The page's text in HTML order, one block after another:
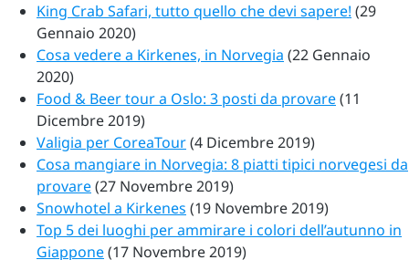
King Crab Safari, tutto quello che devi sapere! (29
Gennaio 2020)
Cosa vedere a Kirkenes, in Norvegia (22 Gennaio
2020)
Food & Beer tour a Oslo: 3 posti da provare(11
Dicembre 2019)
Valigia per CoreaTour(4 Dicembre 2019)
Cosa mangiare in Norvegia: 8 piatti tipici norvegesi da
provare(27 Novembre 2019)
Snowhotel a Kirkenes (19 Novembre 2019)
Top 5 dei luoghi per ammirare i colori dell’autunno in
Giappone(17 Novembre 2019)